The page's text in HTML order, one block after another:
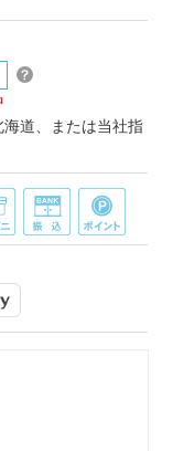
道、または当社指